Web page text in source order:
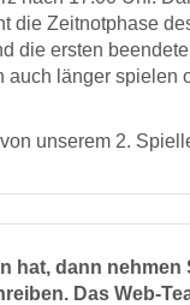
die Zeitnotphase
die ersten
länger spielen
unserem 2.
hat, dann nehmen
Das Web-